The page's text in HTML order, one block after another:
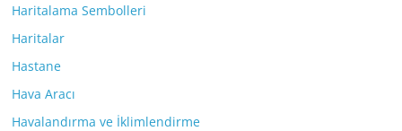
Haritalama Sembolleri
Haritalar
Hastane
Hava Aracı
Havalandırma ve İklimlendirme